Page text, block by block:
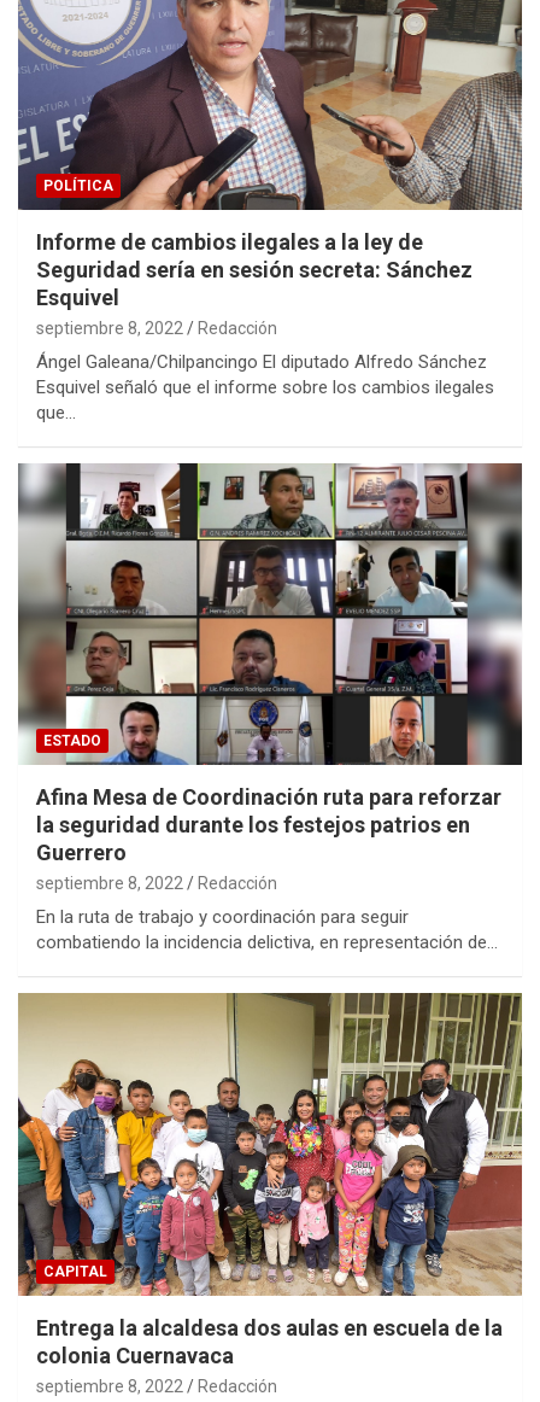
POLÍTICA
Informe de cambios ilegales a la ley de
Seguridad sería en sesión secreta: Sánchez
Esquivel
septiembre 8, 2022 Redacción
Ángel Galeana/Chilpancingo El diputado Alfredo Sánchez
Esquivel señaló que el informe sobre los cambios ilegales
que…
ESTADO
Afina Mesa de Coordinación ruta para reforzar
la seguridad durante los festejos patrios en
Guerrero
septiembre 8, 2022 Redacción
En la ruta de trabajo y coordinación para seguir
combatiendo la incidencia delictiva, en representación de…
CAPITAL
Entrega la alcaldesa dos aulas en escuela de la
colonia Cuernavaca
septiembre 8, 2022 Redacción